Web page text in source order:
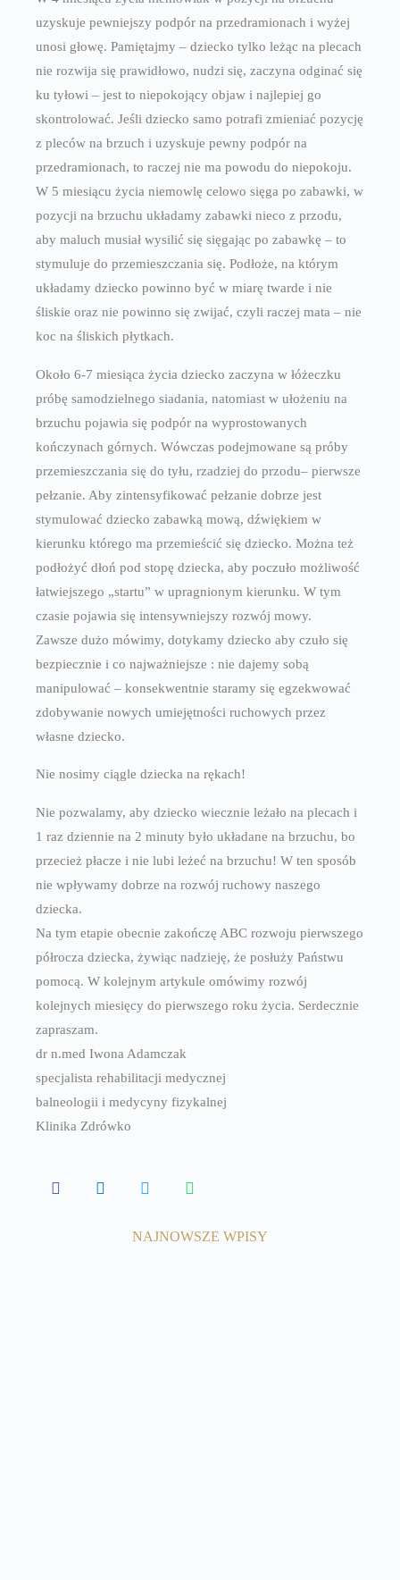
uzyskuje pewniejszy podpór na przedramionach i wyżej
unosi głowę. Pamiętajmy – dziecko tylko leżąc na plecach
nie rozwija się prawidłowo, nudzi się, zaczyna odginać się
ku tyłowi – jest to niepokojący objaw i najlepiej go
skontrolować. Jeśli dziecko samo potrafi zmieniać pozycję
z pleców na brzuch i uzyskuje pewny podpór na
przedramionach, to raczej nie ma powodu do niepokoju.
W 5 miesiącu życia niemowlę celowo sięga po zabawki, w
pozycji na brzuchu układamy zabawki nieco z przodu,
aby maluch musiał wysilić się sięgając po zabawkę – to
stymuluje do przemieszczania się. Podłoże, na którym
układamy dziecko powinno być w miarę twarde i nie
śliskie oraz nie powinno się zwijać, czyli raczej mata – nie
koc na śliskich płytkach.
Około 6-7 miesiąca życia dziecko zaczyna w łóżeczku
próbę samodzielnego siadania, natomiast w ułożeniu na
brzuchu pojawia się podpór na wyprostowanych
kończynach górnych. Wówczas podejmowane są próby
przemieszczania się do tyłu, rzadziej do przodu– pierwsze
pełzanie. Aby zintensyfikować pełzanie dobrze jest
stymulować dziecko zabawką mową, dźwiękiem w
kierunku którego ma przemieścić się dziecko. Można też
podłożyć dłoń pod stopę dziecka, aby poczuło możliwość
łatwiejszego „startu” w upragnionym kierunku. W tym
czasie pojawia się intensywniejszy rozwój mowy.
Zawsze dużo mówimy, dotykamy dziecko aby czuło się
bezpiecznie i co najważniejsze : nie dajemy sobą
manipulować – konsekwentnie staramy się egzekwować
zdobywanie nowych umiejętności ruchowych przez
własne dziecko.
Nie nosimy ciągle dziecka na rękach!
Nie pozwalamy, aby dziecko wiecznie leżało na plecach i
1 raz dziennie na 2 minuty było układane na brzuchu, bo
przecież płacze i nie lubi leżeć na brzuchu! W ten sposób
nie wpływamy dobrze na rozwój ruchowy naszego
dziecka.
Na tym etapie obecnie zakończę ABC rozwoju pierwszego
półrocza dziecka, żywiąc nadzieję, że posłuży Państwu
pomocą. W kolejnym artykule omówimy rozwój
kolejnych miesięcy do pierwszego roku życia. Serdecznie
zapraszam.
dr n.med Iwona Adamczak
specjalista rehabilitacji medycznej
balneologii i medycyny fizykalnej
Klinika Zdrówko
NAJNOWSZE WPISY